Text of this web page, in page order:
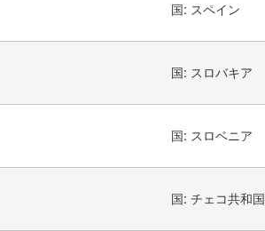
国: スペイン
国: スロバキア
国: スロベニア
国: チェコ共和国